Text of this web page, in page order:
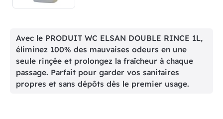
Avec le PRODUIT WC ELSAN DOUBLE RINCE 1L,
éliminez 100% des mauvaises odeurs en une
seule rinçée et prolongez la fraîcheur à chaque
passage. Parfait pour garder vos sanitaires
propres et sans dépôts dès le premier usage.